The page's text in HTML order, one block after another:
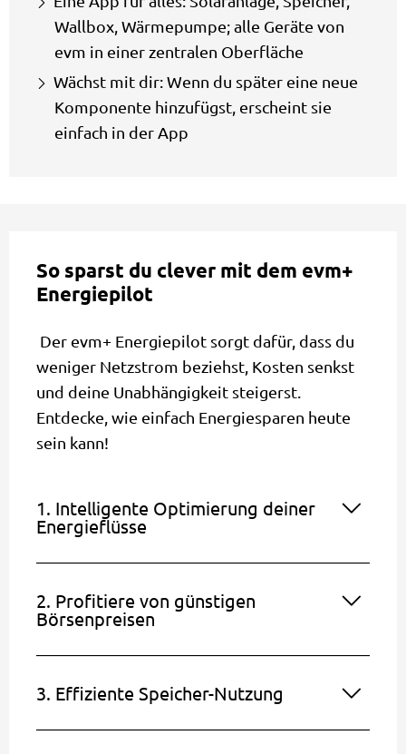
Wallbox, Wärmepumpe; alle Geräte von
evm in einer zentralen Oberfläche
Wächst mit dir: Wenn du später eine neue
Komponente hinzufügst, erscheint sie
einfach in der App
So sparst du clever mit dem evm+
Energiepilot
Der evm+ Energiepilot sorgt dafür, dass du
weniger Netzstrom beziehst, Kosten senkst
und deine Unabhängigkeit steigerst.
Entdecke, wie einfach Energiesparen heute
sein kann!
1. Intelligente Optimierung deiner
Energieflüsse
2. Profitiere von günstigen
Börsenpreisen
3. Effiziente Speicher-Nutzung